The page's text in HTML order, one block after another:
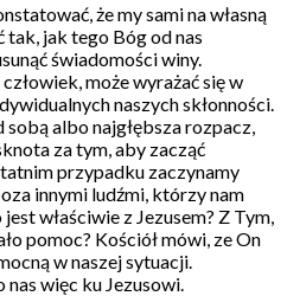
że my sami na własną
tak, jak tego Bóg od nas
świadomości winy.
może wyrażać się w
naszych skłonności.
albo najgłębsza rozpacz,
za tym, aby zacząć
przypadku zaczynamy
innymi ludźmi, którzy nam
właściwie z Jezusem? Z Tym,
pomoc? Kościół mówi, ze On
w naszej sytuacji.
nas więc ku Jezusowi.